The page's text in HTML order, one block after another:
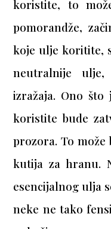
koristite, to
pomorandže,
koje ulje koritite,
neutralnije
izražaja. Ono
koristite bude
prozora. To
kutija za hranu.
esencijalnog ulja
neke ne tako